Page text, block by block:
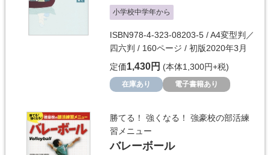
小学校中学年から
ISBN978-4-323-08203-5 / A4変型判／
四六判 / 160ページ / 初版2020年3月
定価1,430円 (本体1,300円+税)
在庫あり 電子書籍あり
勝てる！ 強くなる！ 強豪校の部活練
習メニュー
バレーボール